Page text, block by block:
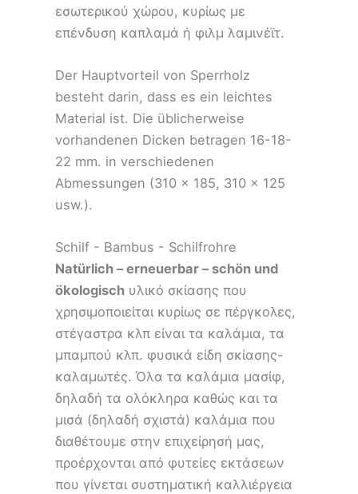
εσωτερικού χώρου, κυρίως με
επένδυση καπλαμά ή φιλμ λαμινέϊτ.
Der Hauptvorteil von Sperrholz
besteht darin, dass es ein leichtes
Material ist. Die üblicherweise
vorhandenen Dicken betragen 16-18-
22 mm. in verschiedenen
Abmessungen (310 x 185, 310 x 125
usw.).
Schilf - Bambus - Schilfrohre
Natürlich – erneuerbar – schön und
ökologisch υλικό σκίασης που
χρησιμοποιείται κυρίως σε πέργκολες,
στέγαστρα κλπ είναι τα καλάμια, τα
μπαμπού κλπ. φυσικά είδη σκίασης-
καλαμωτές. Όλα τα καλάμια μασίφ,
δηλαδή τα ολόκληρα καθώς και τα
μισά (δηλαδή σχιστά) καλάμια που
διαθέτουμε στην επιχείρησή μας,
προέρχονται από φυτείες εκτάσεων
που γίνεται συστηματική καλλιέργεια